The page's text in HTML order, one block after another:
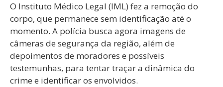
O Instituto Médico Legal (IML) fez a remoção do
corpo, que permanece sem identificação até o
momento. A polícia busca agora imagens de
câmeras de segurança da região, além de
depoimentos de moradores e possíveis
testemunhas, para tentar traçar a dinâmica do
crime e identificar os envolvidos.